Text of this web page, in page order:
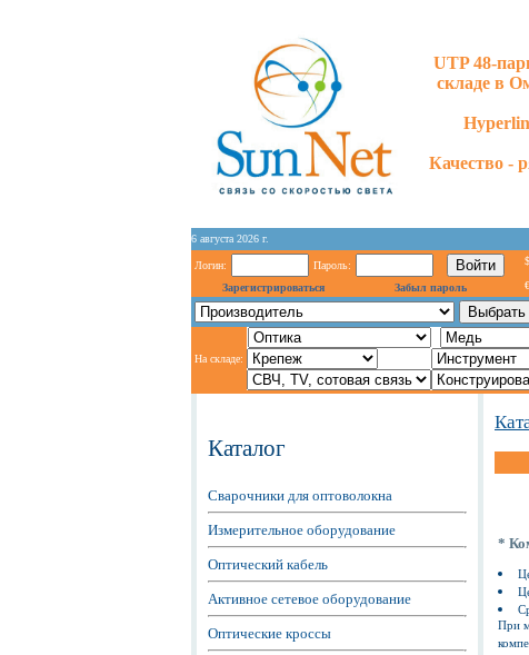
UTP 48-
складе в
Качество -
6 августа 2026 г.
Логин:
Пароль:
Зарегистрироваться
Забыл пароль
На складе:
Каталог
Сварочники для оптоволокна
Измерительное оборудование
Оптический кабель
Активное сетевое оборудование
Оптические кроссы
*
При